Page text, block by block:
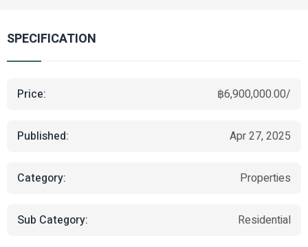
SPECIFICATION
Price: ฿6,900,000.00/
Published: Apr 27, 2025
Category: Properties
Sub Category: Residential